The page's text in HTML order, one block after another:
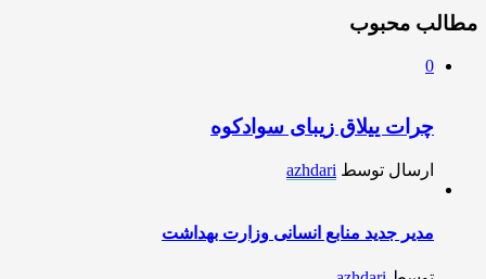
مطالب محبوب
0
چرات ییلاق زیبای سوادکوه
ارسال توسط azhdari
مدیر جدید منابع انسانی وزارت بهداشت